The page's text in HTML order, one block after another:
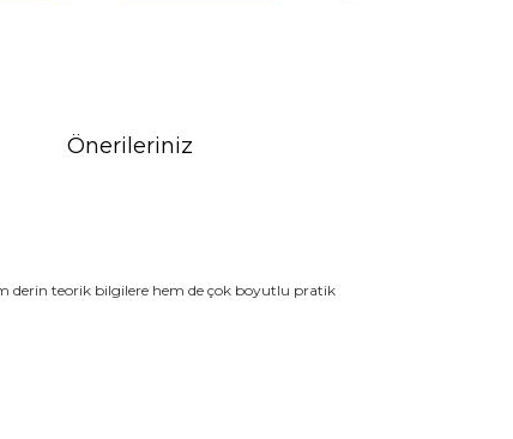
Önerileriniz
derin teorik bilgilere hem de çok boyutlu pratik